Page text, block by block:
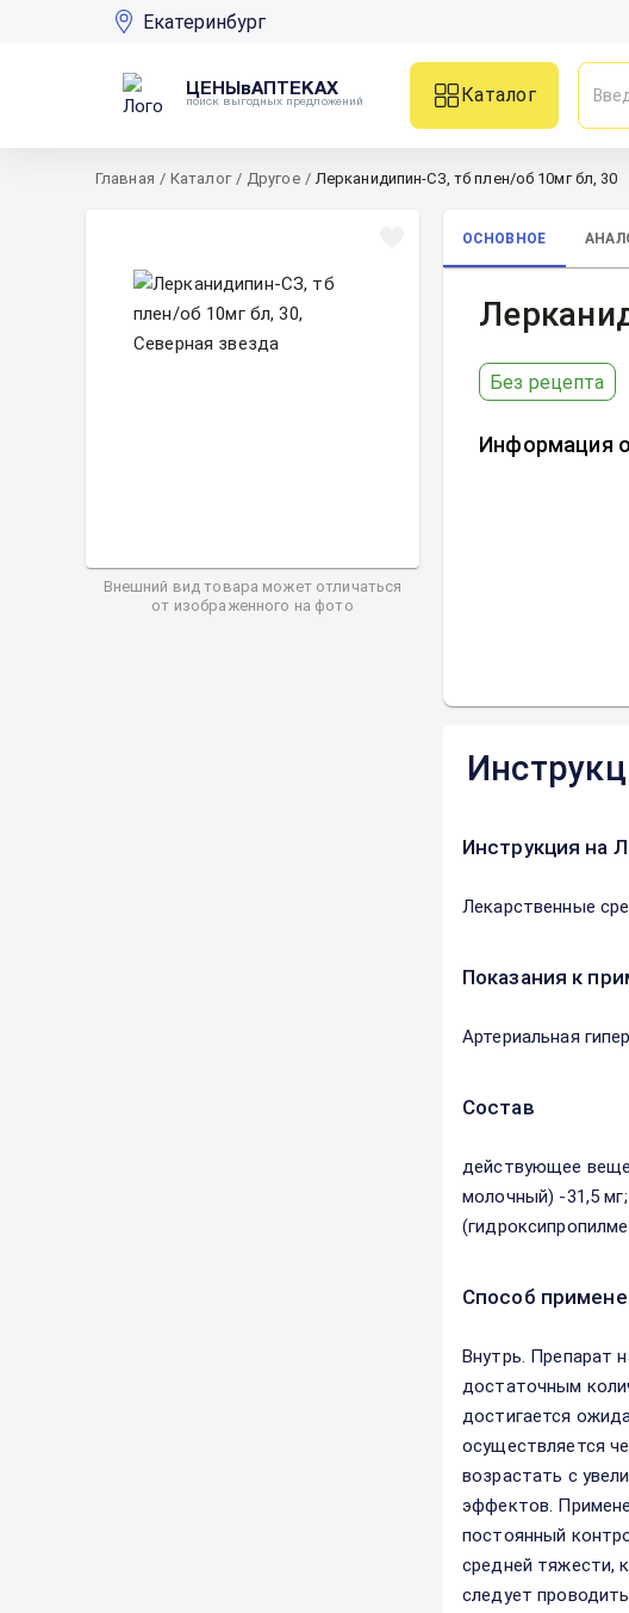
Екатеринбург
ЦЕНЫвАПТЕКАХ
поиск выгодных предложений
Каталог
Главная / Каталог / Другое / Лерканидипин-СЗ, тб плен/об 10мг бл, 30
Внешний вид товара может отличаться
от изображенного на фото
ОСНОВНОЕ
Без рецепта
Информация
Инструкция на
Лекарственные
Показания к
Артериальная
Состав
действующее
молочный) -31,5
Способ
Внутрь. Препарат
достаточным
достигается
осуществляется
возрастать с
эффектов.
постоянный
средней тяжести,
следует